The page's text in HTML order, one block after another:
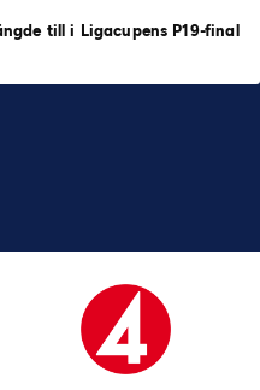
till i Ligacupens P19-final